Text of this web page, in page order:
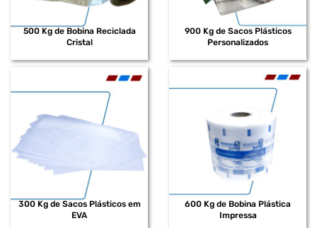
500 Kg de Bobina Reciclada
Cristal
900 Kg de Sacos Plásticos
Personalizados
300 Kg de Sacos Plásticos em
EVA
600 Kg de Bobina Plástica
Impressa